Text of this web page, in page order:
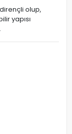
olup,
yapısı